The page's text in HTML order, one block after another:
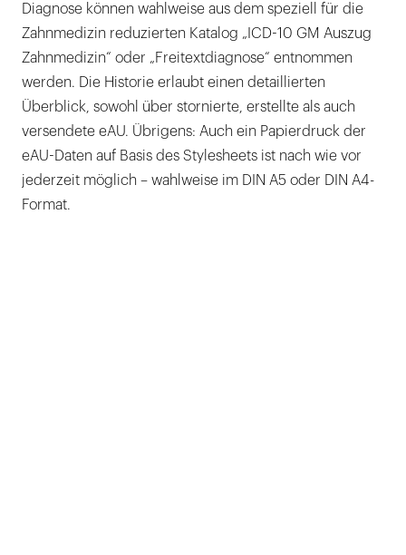
Diagnose können wahlweise aus dem speziell für die
Zahnmedizin reduzierten Katalog „ICD-10 GM Auszug
Zahnmedizin“ oder „Freitextdiagnose“ entnommen
werden. Die Historie erlaubt einen detaillierten
Überblick, sowohl über stornierte, erstellte als auch
versendete eAU. Übrigens: Auch ein Papierdruck der
eAU-Daten auf Basis des Stylesheets ist nach wie vor
jederzeit möglich – wahlweise im DIN A5 oder DIN A4-
Format.